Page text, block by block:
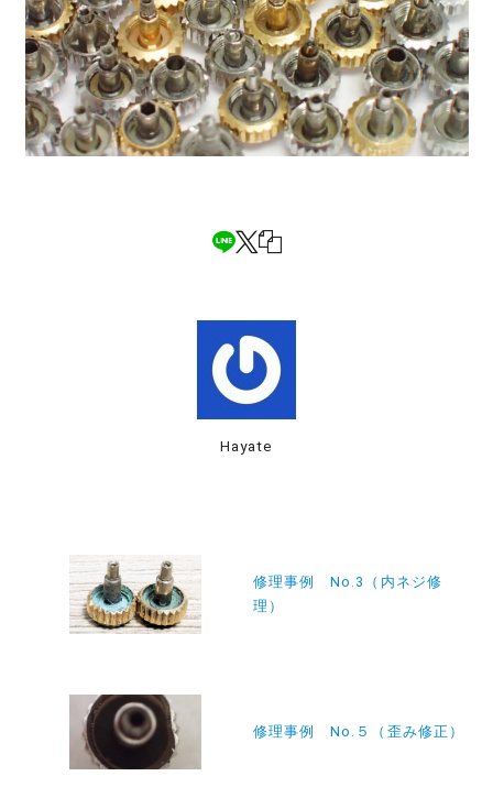
Hayate
修理事例 No.3（内ネジ修
理）
修理事例 No.５（歪み修正）